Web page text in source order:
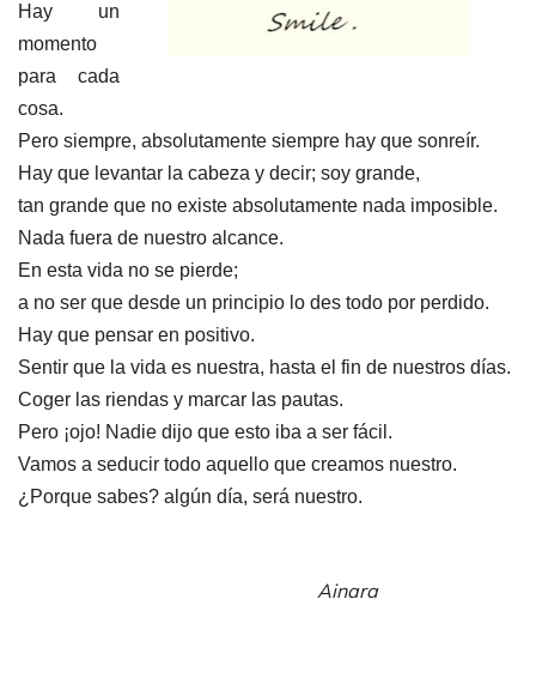
Hay un
momento
para cada
cosa.
Pero siempre, absolutamente siempre hay que sonreír.
Hay que levantar la cabeza y decir; soy grande,
tan grande que no existe absolutamente nada imposible.
Nada fuera de nuestro alcance.
En esta vida no se pierde;
a no ser que desde un principio lo des todo por perdido.
Hay que pensar en positivo.
Sentir que la vida es nuestra, hasta el fin de nuestros días.
Coger las riendas y marcar las pautas.
Pero ¡ojo! Nadie dijo que esto iba a ser fácil.
Vamos a seducir todo aquello que creamos nuestro.
¿Porque sabes? algún día, será nuestro.
Ainara